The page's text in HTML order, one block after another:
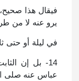
فيقال هذا
يرو عنه لا من
في ليلة أو حتى
14- بل إن
عباس عنه صلى